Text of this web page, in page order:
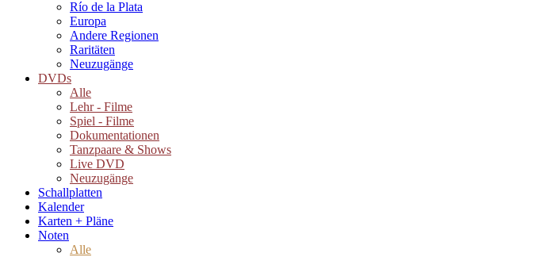
Río de la Plata
Europa
Andere Regionen
Raritäten
Neuzugänge
DVDs
Alle
Lehr - Filme
Spiel - Filme
Dokumentationen
Tanzpaare & Shows
Live DVD
Neuzugänge
Schallplatten
Kalender
Karten + Pläne
Noten
Alle